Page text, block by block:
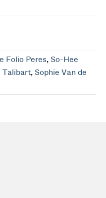
Folio Peres, So-Hee
Talibart, Sophie Van de